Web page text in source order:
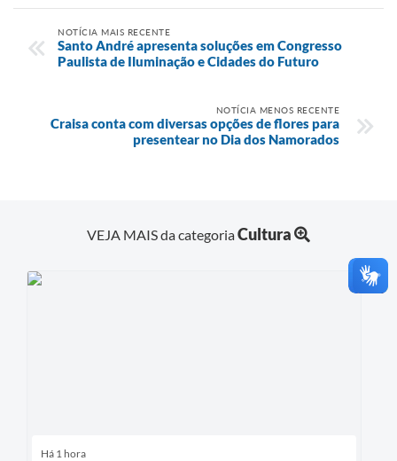
NOTÍCIA MAIS RECENTE
Santo André apresenta soluções em Congresso
Paulista de Iluminação e Cidades do Futuro
NOTÍCIA MENOS RECENTE
Craisa conta com diversas opções de flores para
presentear no Dia dos Namorados
VEJA MAIS da categoriaCultura
Há 1 hora